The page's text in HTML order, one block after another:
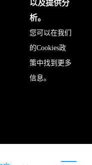
以及提供分
析。
您可以在我们
的Cookies政
策中找到更多
信息。